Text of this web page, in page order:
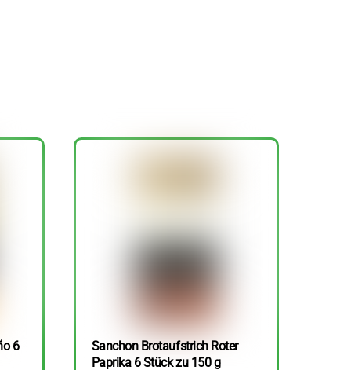
6
Sanchon Brotaufstrich Roter
Paprika 6 Stück zu 150 g